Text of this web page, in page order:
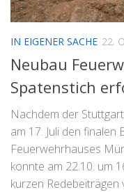
IN EIGENER SACHE 22.
Neubau
Spatenstich
Nachdem der
am 17. Juli den
Feuerwehrhauses
konnte am 22.10. um
kurzen Redebeiträgen